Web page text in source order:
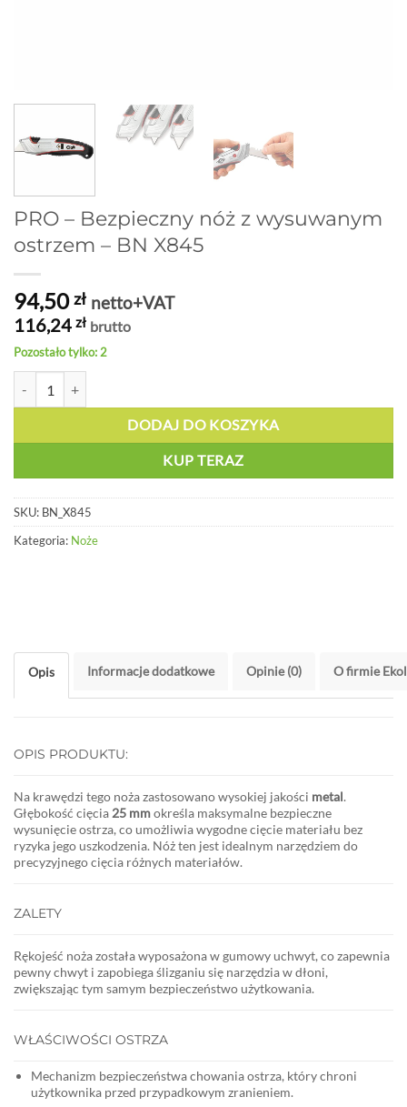
PRO – Bezpieczny nóż z wysuwanym
ostrzem – BN X845
94,50zł netto+VAT
116,24 zł brutto
Pozostało tylko: 2
DODAJ DO KOSZYKA
KUP TERAZ
SKU: BN_X845
Kategoria: Noże
Opis Informacje dodatkowe Opinie (0) O firmie
OPIS PRODUKTU:
Na krawędzi tego noża zastosowano wysokiej jakości metal.
Głębokość cięcia25 mmokreśla maksymalne bezpieczne
wysunięcie ostrza, co umożliwia wygodne cięcie materiału bez
ryzyka jego uszkodzenia. Nóż ten jest idealnym narzędziem do
precyzyjnego cięcia różnych materiałów.
ZALETY
Rękojeść noża została wyposażona w gumowy uchwyt, co zapewnia
pewny chwyt i zapobiega ślizganiu się narzędzia w dłoni,
zwiększając tym samym bezpieczeństwo użytkowania.
WŁAŚCIWOŚCI OSTRZA
Mechanizm bezpieczeństwa chowania ostrza, który chroni
użytkownika przed przypadkowym zranieniem.